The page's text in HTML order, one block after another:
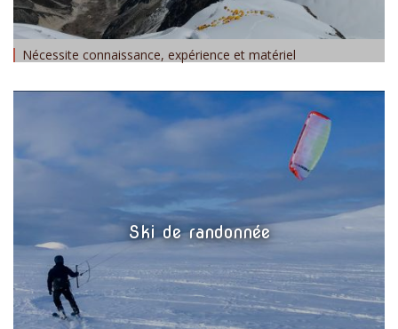
Nécessite connaissance, expérience et matériel
Ski de randonnée